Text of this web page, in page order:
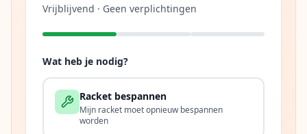
Vrijblijvend · Geen verplichtingen
Wat heb je nodig?
Racket bespannen
Mijn racket moet opnieuw bespannen
worden